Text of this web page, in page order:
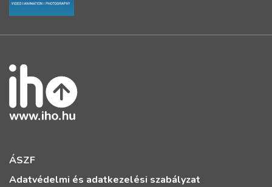
ÁSZF
Adatvédelmi és adatkezelési szabályzat